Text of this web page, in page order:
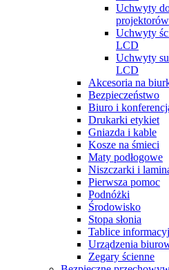
Uchwyty
projektorów
Uchwyty
LCD
Uchwyty
LCD
Akcesoria na
Bezpieczeństwo
Biuro i
Drukarki etykiet
Gniazda i kable
Kosze na śmieci
Maty podłogowe
Niszczarki i
Pierwsza pomoc
Podnóżki
Środowisko
Stopa słonia
Tablice
Urządzenia
Zegary ścienne